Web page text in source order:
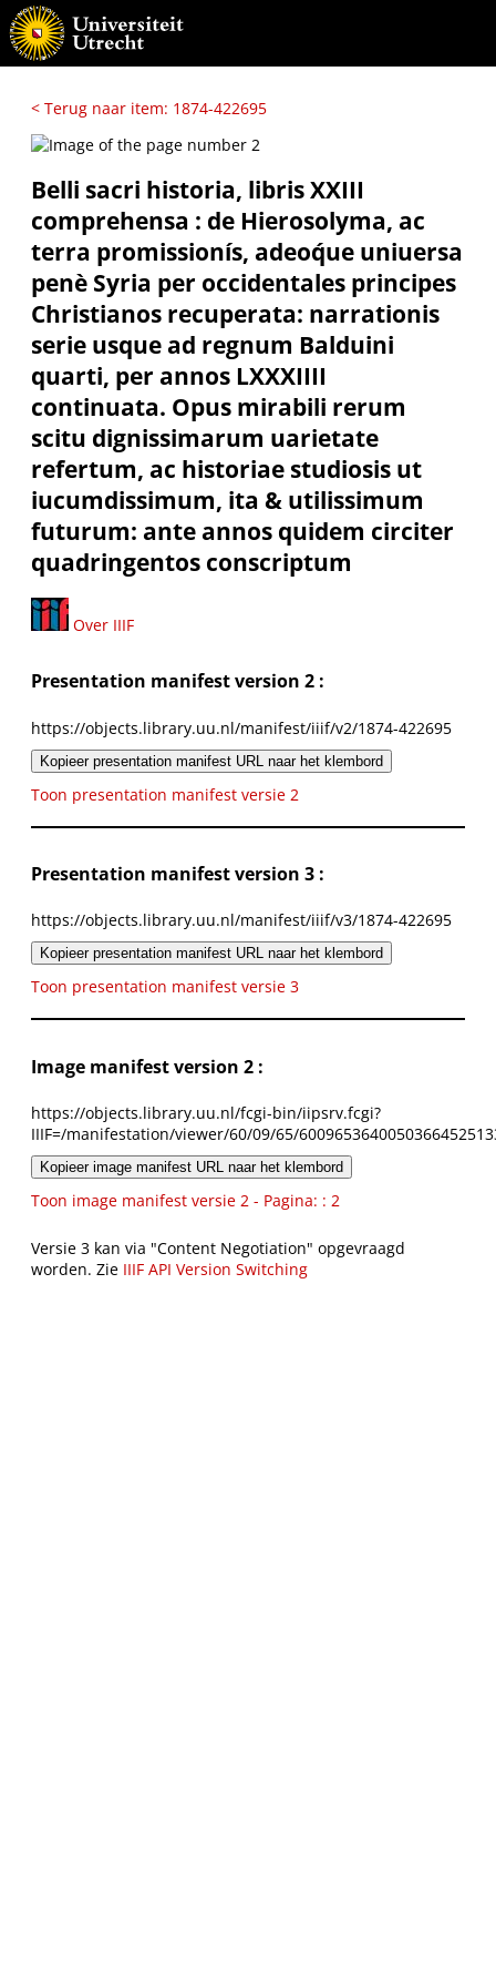
< Terug naar item: 1874-422695
Belli sacri historia, libris XXIII
comprehensa : de Hierosolyma, ac
terra promissionís, adeoq́ue uniuersa
penè Syria per occidentales principes
Christianos recuperata: narrationis
serie usque ad regnum Balduini
quarti, per annos LXXXIIII
continuata. Opus mirabili rerum
scitu dignissimarum uarietate
refertum, ac historiae studiosis ut
iucumdissimum, ita & utilissimum
futurum: ante annos quidem circiter
quadringentos conscriptum
Over IIIF
Presentation manifest version 2 :
https://objects.library.uu.nl/manifest/iiif/v2/1874-422695
Kopieer presentation manifest URL naar het klembord
Toon presentation manifest versie 2
Presentation manifest version 3 :
https://objects.library.uu.nl/manifest/iiif/v3/1874-422695
Kopieer presentation manifest URL naar het klembord
Toon presentation manifest versie 3
Image manifest version 2 :
https://objects.library.uu.nl/fcgi-bin/iipsrv.fcgi?
IIIF=/manifestation/viewer/60/09/65/
Kopieer image manifest URL naar het klembord
Toon image manifest versie 2 - Pagina: : 2
Versie 3 kan via "Content Negotiation" opgevraagd
worden. Zie IIIF API Version Switching